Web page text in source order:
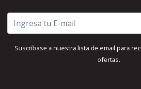
Suscríbase a nuestra lista de email para
ofertas.